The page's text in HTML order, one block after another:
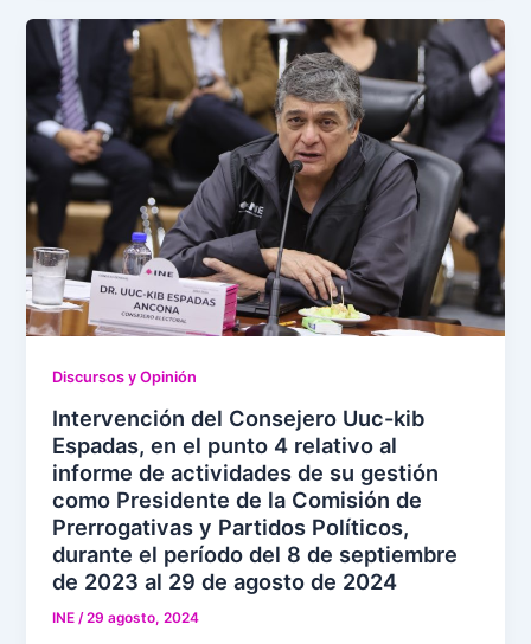
Discursos y Opinión
Intervención del Consejero Uuc-kib
Espadas, en el punto 4 relativo al
informe de actividades de su gestión
como Presidente de la Comisión de
Prerrogativas y Partidos Políticos,
durante el período del 8 de septiembre
de 2023 al 29 de agosto de 2024
INE/29 agosto, 2024